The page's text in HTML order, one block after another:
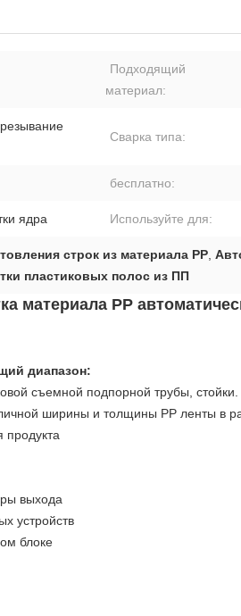
Подходящий
материал:
Сварка типа:
бесплатно:
ядра Используйте для:
строк из материала PP,
пластиковых полос из ПП
материала PP
диапазон:
съемной подпорной трубы, стойки.
ширины и толщины PP ленты в
продукта
выхода
устройств
блоке